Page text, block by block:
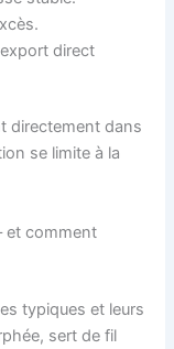
direct
directement dans
se limite à la
et comment
typiques et leurs
sert de fil